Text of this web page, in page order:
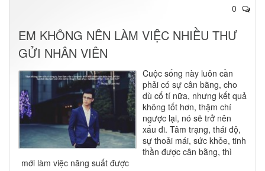
0
EM KHÔNG NÊN LÀM VIỆC NHIỀU THƯ
GỬI NHÂN VIÊN
Cuộc sống này luôn cần
phải có sự cân bằng, cho
dù cố tí nữa, nhưng kết quả
không tốt hơn, thậm chí
ngược lại, nó sẽ trở nên
xấu đi. Tâm trạng, thái độ,
sự thoải mái, sức khỏe, tinh
thần được cân bằng, thì
mới làm việc năng suất được